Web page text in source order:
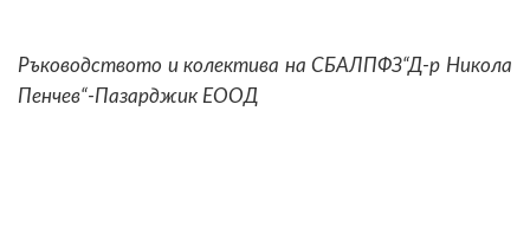
Ръководството и колектива на СБАЛПФЗ“Д-р Никола
Пенчев“-Пазарджик ЕООД